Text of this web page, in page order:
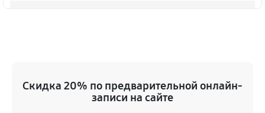
990 руб 80 минут
Скидка 20% по предварительной онлайн-
записи на сайте